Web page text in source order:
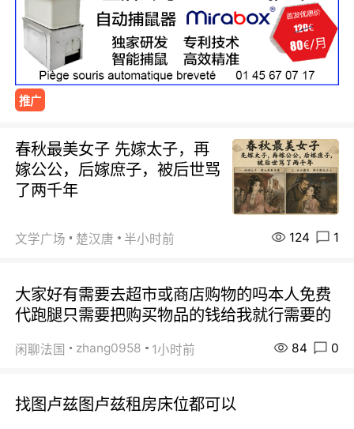
推广
春秋最美女子 先嫁太子，再
嫁公公，后嫁庶子，被后世骂
了两千年
文学广场 楚汉唐 半小时前 124 1
大家好有需要去超市或商店购物的吗本人免费
代跑腿只需要把购买物品的钱给我就行需要的
闲聊法国 zhang0958 1小时前 84 0
找图卢兹图卢兹租房床位都可以